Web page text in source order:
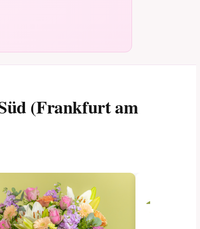
(Frankfurt am